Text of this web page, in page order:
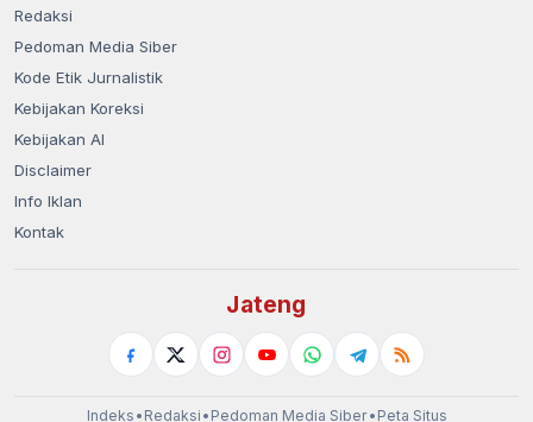
Redaksi
Pedoman Media Siber
Kode Etik Jurnalistik
Kebijakan Koreksi
Kebijakan AI
Disclaimer
Info Iklan
Kontak
Jateng
Indeks • Redaksi • Pedoman Media Siber• Peta Situs